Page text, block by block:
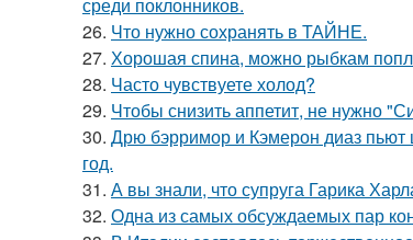
26. Что нужно сохранять в ТАЙНЕ.
27. Хорошая спина, можно рыбкам
28. Часто чувствуете холод?
29. Чтобы снизить аппетит, не нужно
30. Дрю бэрримор и Кэмерон диаз
год.
31. А вы знали, что супруга Гарика
32. Одна из самых обсуждаемых пар